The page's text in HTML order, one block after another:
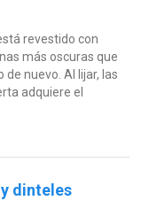
revestido con
más oscuras que
nuevo. Al lijar, las
adquiere el
dinteles